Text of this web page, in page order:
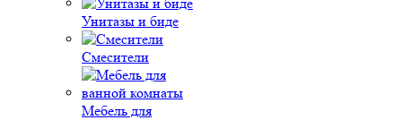
Унитазы и биде
Смесители
Мебель для